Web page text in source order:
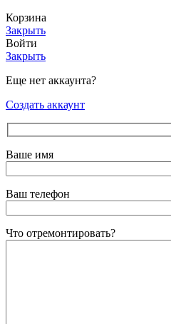
Корзина
Закрыть
Войти
Закрыть
Еще нет аккаунта?
Создать аккаунт
Ваше имя
Ваш телефон
Что отремонтировать?